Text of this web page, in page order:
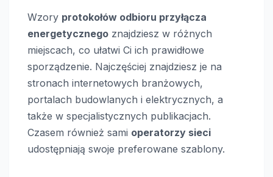
Wzory protokołów odbioru przyłącza
energetycznego znajdziesz w różnych
miejscach, co ułatwi Ci ich prawidłowe
sporządzenie. Najczęściej znajdziesz je na
stronach internetowych branżowych,
portalach budowlanych i elektrycznych, a
także w specjalistycznych publikacjach.
Czasem również sami operatorzy sieci
udostępniają swoje preferowane szablony.